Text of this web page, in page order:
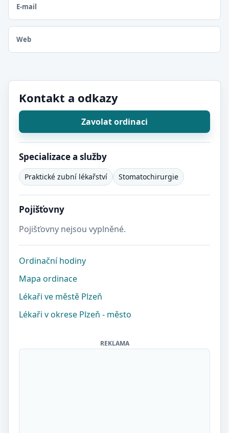
E-mail
Web
Kontakt a odkazy
Zavolat ordinaci
Specializace a služby
Praktické zubní lékařství Stomatochirurgie
Pojišťovny
Pojišťovny nejsou vyplněné.
Ordinační hodiny
Mapa ordinace
Lékaři ve městě Plzeň
Lékaři v okrese Plzeň - město
REKLAMA